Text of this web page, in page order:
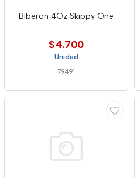
Biberon 4Oz Skippy One
$4.700
Unidad
79491